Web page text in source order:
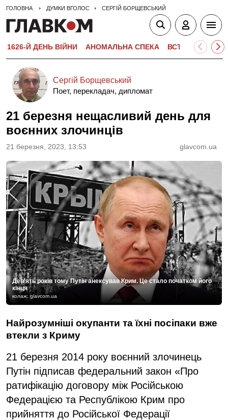
ГОЛОВНА ДУМКИ ВГОЛОС СЕРГІЙ БОРЩЕВСЬКИЙ
1626-Й ДЕНЬ ВІЙНИ АНОМАЛЬНА СПЕКА ВСТУПНА
Сергій Борщевський
Поет, перекладач, дипломат
21 березня нещасливий день для
воєнних злочинців
21 березня, 2023, 13:53 glavcom.ua
Дев'ять років тому Путін анексував Крим. Це стало початком його
кінця
колаж: glavcom.ua
Найрозумніші окупанти та їхні посіпаки вже
втекли з Криму
21 березня 2014 року воєнний злочинець
Путін підписав федеральний закон «Про
ратифікацію договору між Російською
Федерацією та Республікою Крим про
прийняття до Російської Федерації